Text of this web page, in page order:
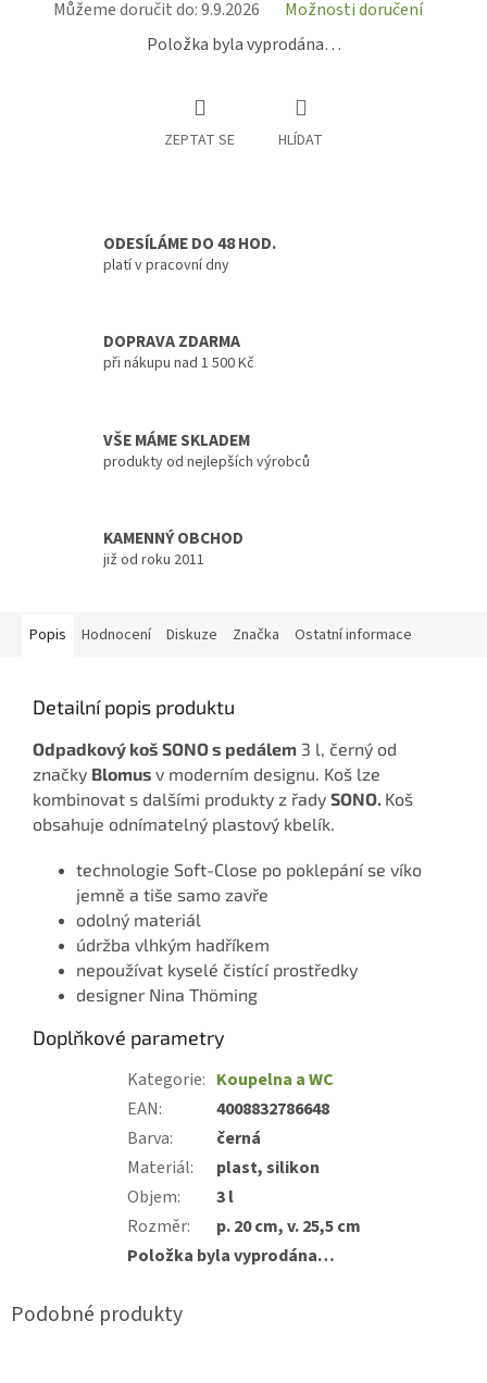
Můžeme doručit do:9.9.2026
Možnosti doručení
Položka byla vyprodána…
ZEPTAT SE HLÍDAT
ODESÍLÁME DO 48 HOD.
platí v pracovní dny
DOPRAVA ZDARMA
při nákupu nad 1 500 Kč
VŠE MÁME SKLADEM
produkty od nejlepších výrobců
KAMENNÝ OBCHOD
již od roku 2011
Popis Hodnocení Diskuze Značka Ostatní informace
Detailní popis produktu
Odpadkový koš SONO s pedálem 3 l, černý od
značky Blomus v moderním designu. Koš lze
kombinovat s dalšími produkty z řady SONO. Koš
obsahuje odnímatelný plastový kbelík.
technologie Soft-Close po poklepání se víko
jemně a tiše samo zavře
odolný materiál
údržba vlhkým hadříkem
nepoužívat kyselé čistící prostředky
designer Nina Thöming
Doplňkové parametry
Kategorie: Koupelna a WC
EAN:
4008832786648
Barva:
černá
Materiál:
plast, silikon
Objem:
3 l
Rozměr:
p. 20 cm, v. 25,5 cm
Položka byla vyprodána…